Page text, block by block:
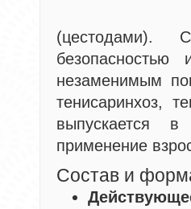
(цестодами).
незаменимым
тенисаринхоз,
выпускается
применение
Состав и